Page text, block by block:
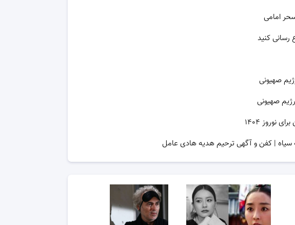
امامی
صهیونی
صهیونی
۱۴۰۴
سیاه | کفن و آگهی ترحیم هدیه هادی عامل